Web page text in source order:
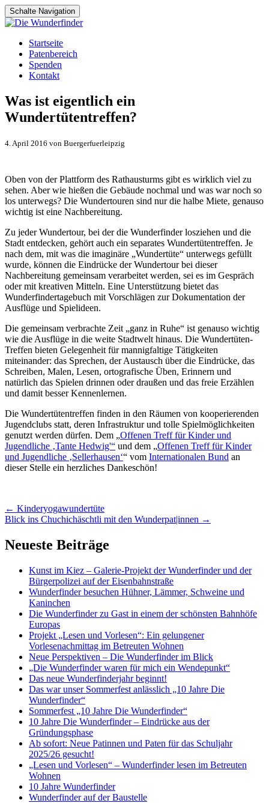
Schalte Navigation
Zum
Inhalt
springen
Startseite
Patenbereich
Spenden
Kontakt
Was ist eigentlich ein
Wundertütentreffen?
4. April 2016 von Buergerfuerleipzig
Oben von der Plattform des Rathausturms gibt es wirklich viel zu
sehen. Aber wie hießen die Gebäude nochmal und was war noch so
los unterwegs? Die Wundertouren sind nur die halbe Miete, genauso
wichtig ist eine Nachbereitung.
Zu jeder Wundertour, bei der die Wunderfinder losziehen und die
Stadt entdecken, gehört auch ein separates Wundertütentreffen. Je
nach dem, mit was die imaginäre „Wundertüte“ unterwegs gefüllt
wurde, können die Eindrücke der Wundertour bei dieser
Nachbereitung gemeinsam verarbeitet werden, sei es im Gespräch
oder mit kreativen Mitteln. Eine Unterstützung bietet das
Wunderfindertagebuch mit Vorschlägen zur Dokumentation der
Ausflüge und Spielideen.
Die gemeinsam verbrachte Zeit „ganz in Ruhe“ ist genauso wichtig
wie die Ausflüge in die weite Stadtwelt hinaus. Die Wundertüten-
Treffen bieten Gelegenheit für mannigfaltige Tätigkeiten
miteinander: das Sprechen, der Austausch über die Eindrücke, das
Schreiben, Malen, Lesen, ortografische Üben, Erinnern und
natürlich das Spielen drinnen oder draußen und das freie Erzählen
und damit besser Kennenlernen.
Die Wundertütentreffen finden in den Räumen von kooperierenden
Jugendclubs statt, deren Infrastruktur und tolle Spielmöglichkeiten
genutzt werden dürfen. Dem „Offenen Treff für Kinder und
Jugendliche ‚Tante Hedwig'“ und dem „Offenen Treff für Kinder
und Jugendliche ‚Sellerhausen‘“ vom Internationalen Bund an
dieser Stelle ein herzliches Dankeschön!
Artikel-
Navigation
← Kinderyogawundertüte
Blick ins Chuchichäschtli mit den Wunderpat|innen →
Neueste Beiträge
Kunst im Kiez – Galerie-Projekt der Wunderfinder und der
Bürgerpolizei auf der Eisenbahnstraße
Wunderfinder besuchen Hühner, Lämmer, Schweine und
Kaninchen
Die Wunderfinder zu Gast in einem der schönsten Bahnhöfe
Europas
Projekt „Lesen und Vorlesen“: Ein gelungener
Vorlesenachmittag im Betreuten Wohnen
Neue Perspektiven – Die Wunderfinder im Blick
„Die Wunderfinder waren für mich ein Wendepunkt“
Das neue Wunderfinderjahr beginnt!
Das war unser Sommerfest anlässlich „10 Jahre Die
Wunderfinder“
Sommerfest „10 Jahre Die Wunderfinder“
10 Jahre Die Wunderfinder – Eindrücke aus der
Gründungsphase
Ab sofort: Neue Patinnen und Paten für das Schuljahr
2025/26 gesucht!
„Lesen und Vorlesen“ – Wunderfinder lesen im Betreuten
Wohnen
10 Jahre Wunderfinder
Wunderfinder auf der Baustelle